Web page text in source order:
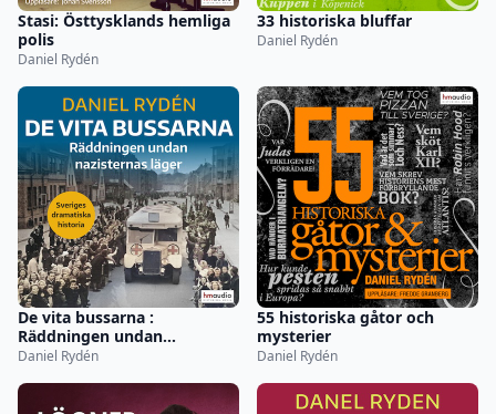
Stasi: Östtysklands hemliga
polis
Daniel Rydén
33 historiska bluffar
Daniel Rydén
De vita bussarna :
Räddningen undan
nazisternas läger
Daniel Rydén
55 historiska gåtor och
mysterier
Daniel Rydén